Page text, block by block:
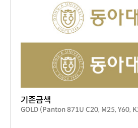
기존금색
GOLD (Panton 871U C20, M25, Y60,